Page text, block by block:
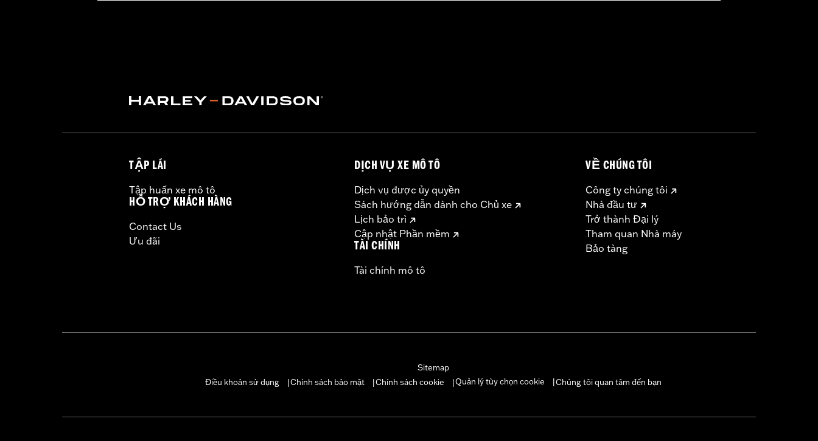
TẬP LÁI
Tập huấn xe mô tô
HỖ TRỢ KHÁCH HÀNG
Contact Us
Ưu đãi
DỊCH VỤ XE MÔ TÔ
Dịch vụ được ủy quyền
Sách hướng dẫn dành cho Chủ xe
Lịch bảo trì
Cập nhật Phần mềm
TÀI CHÍNH
Tài chính mô tô
VỀ CHÚNG TÔI
Công ty chúng tôi
Nhà đầu tư
Trở thành Đại lý
Tham quan Nhà máy
Bảo tàng
Sitemap
Điều khoản sử dụng
Chính sách bảo mật Chính sách cookie Quản lý tùy chọn cookie Chúng tôi quan tâm đến bạn